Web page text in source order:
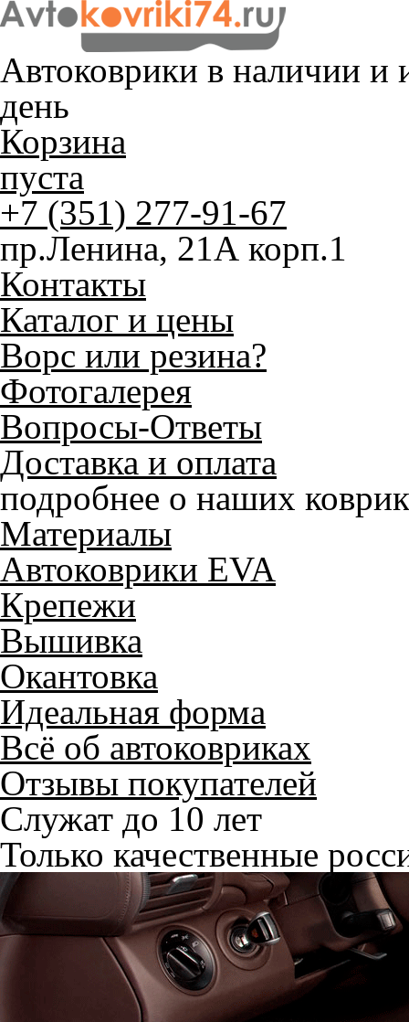
Автоковрики в наличии и
день
Корзина
пуста
+7 (351) 277-91-67
пр.Ленина, 21А корп.1
Контакты
Каталог и цены
Ворс или резина?
Фотогалерея
Вопросы-Ответы
Доставка и оплата
подробнее о наших
Материалы
Автоковрики EVA
Крепежи
Вышивка
Окантовка
Идеальная форма
Всё об автоковриках
Отзывы покупателей
Служат до 10 лет
Только качественные